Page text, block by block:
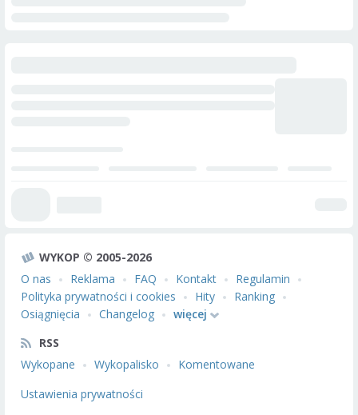
WYKOP © 2005-2026
O nas
Reklama FAQ Kontakt
Regulamin
Polityka prywatności i cookies
Hity
Ranking
Osiągnięcia
Changelog
więcej
RSS
Wykopane
Wykopalisko
Komentowane
Ustawienia prywatności